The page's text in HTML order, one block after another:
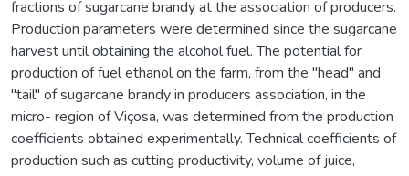
fractions of sugarcane brandy at the association of producers.
Production parameters were determined since the sugarcane
harvest until obtaining the alcohol fuel. The potential for
production of fuel ethanol on the farm, from the "head" and
"tail" of sugarcane brandy in producers association, in the
micro- region of Viçosa, was determined from the production
coefficients obtained experimentally. Technical coefficients of
production such as cutting productivity, volume of juice,